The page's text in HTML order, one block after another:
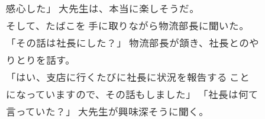
感心した」 大先生は、本当に楽しそうだ。
そして、たばこを 手に取りながら物流部長に聞いた。
「その話は社長にした？」 物流部長が頷き、社長とのや
りとりを話す。
「はい、支店に行くたびに社長に状況を報告する こと
になっていますので、その話もしました」 「社長は何て
言っていた？」 大先生が興味深そうに聞く。